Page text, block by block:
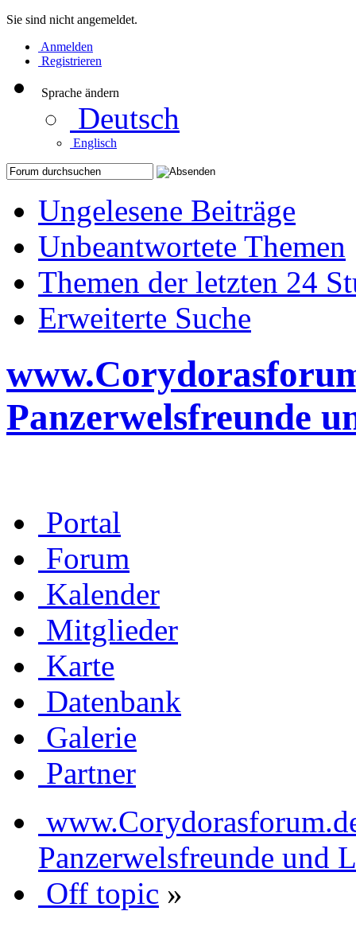
Sie sind nicht angemeldet.
Anmelden
Registrieren
Sprache ändern
Deutsch
Englisch
Ungelesene Beiträge
Unbeantwortete Themen
Themen der letzten 24
Erweiterte Suche
Panzerwelsfreunde
Portal
Forum
Kalender
Mitglieder
Karte
Datenbank
Galerie
Partner
Panzerwelsfreunde und
Off topic »